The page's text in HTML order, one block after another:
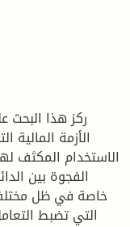
ركز هذا البحث
الاستخدام المكثف
الفجوة بين
خاصة في ظل مختلف
التي تضبط